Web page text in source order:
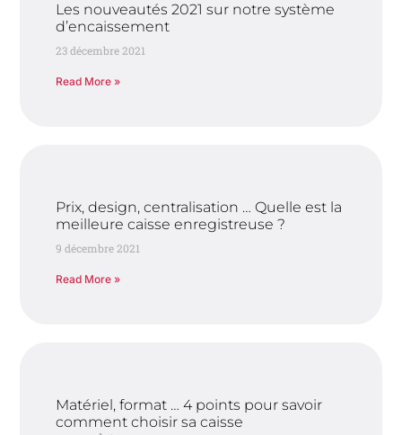
Les nouveautés 2021 sur notre système
d’encaissement
23 décembre 2021
Read More »
Prix, design, centralisation … Quelle est la
meilleure caisse enregistreuse ?
9 décembre 2021
Read More »
Matériel, format … 4 points pour savoir
comment choisir sa caisse